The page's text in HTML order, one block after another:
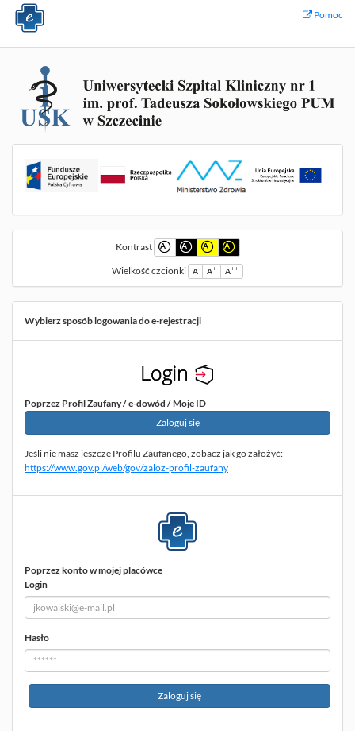
Pomoc
Kontrast A A A A
Wielkość czcionki A A+ A++
Wybierz sposób logowania do e-rejestracji
Poprzez Profil Zaufany / e-dowód / Moje ID
Zaloguj sięprzez profil zaufany
Jeśli nie masz jeszcze Profilu Zaufanego, zobacz jak go założyć:
https://www.gov.pl/web/gov/zaloz-profil-zaufany
Poprzez konto w mojej placówce
Login
Hasło
Zaloguj się